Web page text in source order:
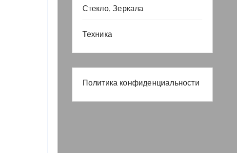
Стекло, Зеркала
Техника
Политика конфиденциальности